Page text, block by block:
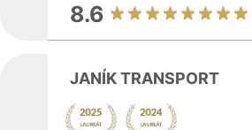
8.6
JANÍK TRANSPORT